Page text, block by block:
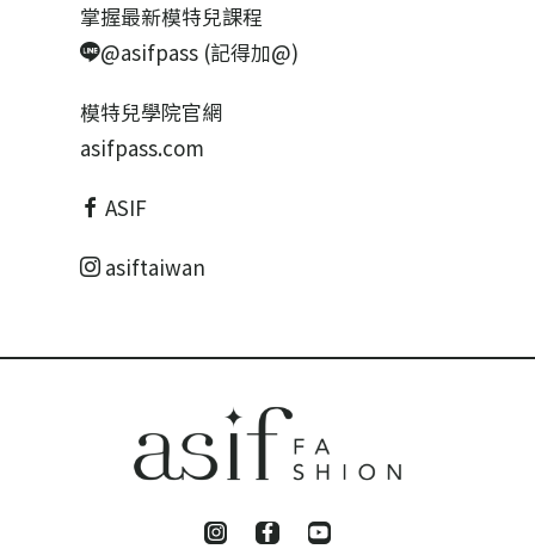
掌握最新模特兒課程
@asifpass (記得加@)
模特兒學院官網
asifpass.com
ASIF
asiftaiwan